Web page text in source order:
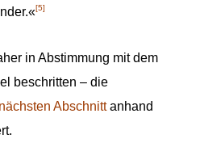
[5]
in Abstimmung mit dem
beschritten – die
nächsten Abschnittanhand